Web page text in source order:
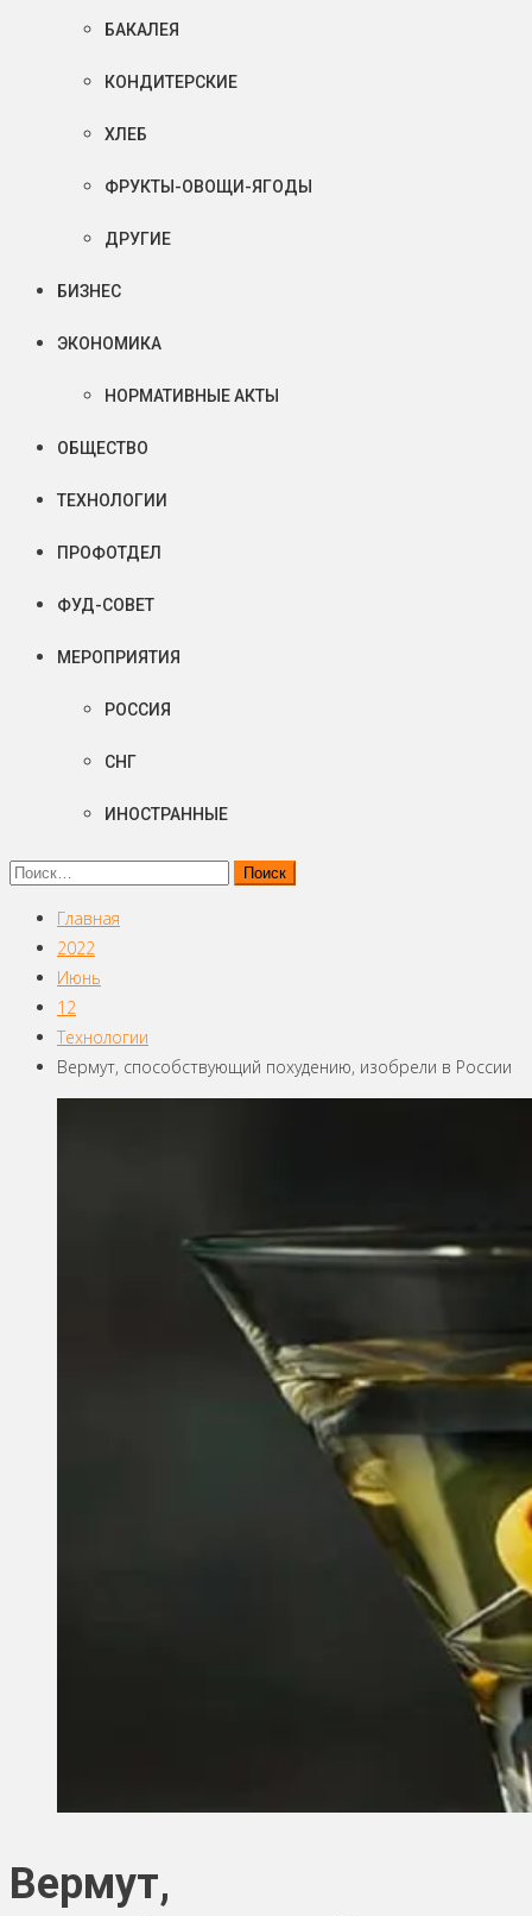
БАКАЛЕЯ
КОНДИТЕРСКИЕ
ХЛЕБ
ФРУКТЫ-ОВОЩИ-ЯГОДЫ
ДРУГИЕ
БИЗНЕС
ЭКОНОМИКА
НОРМАТИВНЫЕ АКТЫ
ОБЩЕСТВО
ТЕХНОЛОГИИ
ПРОФОТДЕЛ
ФУД-СОВЕТ
МЕРОПРИЯТИЯ
РОССИЯ
СНГ
ИНОСТРАННЫЕ
Найти:
Главная
2022
Июнь
12
Технологии
Вермут, способствующий похудению, изобрели в России
Вермут,